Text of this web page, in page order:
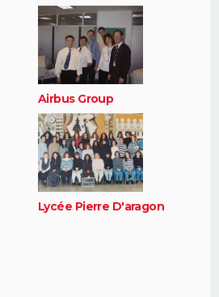
Airbus Group
Lycée Pierre D'aragon